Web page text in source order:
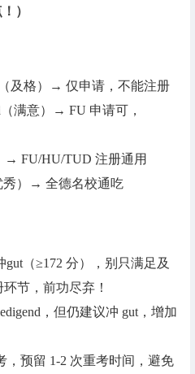
）
（及格）→ 仅申请，不能注册
（满意）→ FU 申请可，
→ FU/HU/TUD 注册通用
秀）→ 全德名校通吃
gut（≥172 分），别只满足及
节，前功尽弃！
，但仍建议冲 gut，增加
，预留 1-2 次重考时间，避免